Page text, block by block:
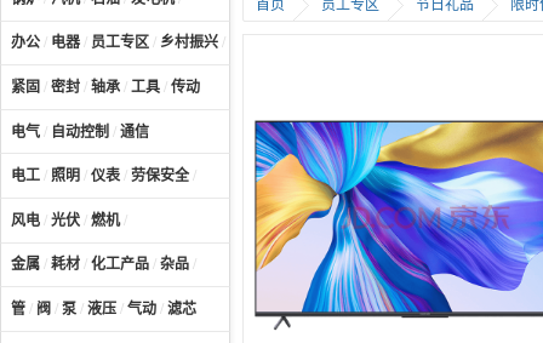
办公 / 电器 / 员工专区 / 乡村振兴 /
紧固 / 密封 / 轴承 / 工具 / 传动
电气 / 自动控制 / 通信
电工 / 照明 / 仪表 / 劳保安全 /
风电 / 光伏 / 燃机/
金属 / 耗材 / 化工产品 / 杂品 /
管 / 阀 / 泵 / 液压 / 气动 / 滤芯
首页 员工专区 节日礼品 限